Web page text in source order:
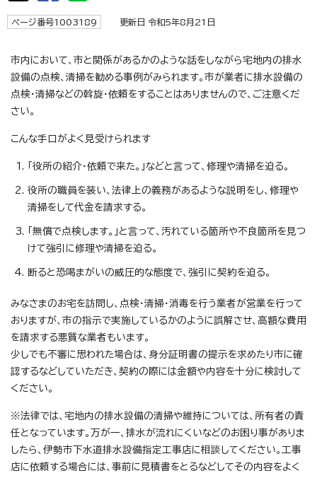
ページ番号1003189 更新日 令和5年8月21日
市内において、市と関係があるかのような話をしながら宅地内の排水
設備の点検、清掃を勧める事例がみられます。市が業者に排水設備の
点検・清掃などの斡旋・依頼をすることはありませんので、ご注意くだ
さい。
こんな手口がよく見受けられます
「役所の紹介・依頼で来た。」などと言って、修理や清掃を迫る。
役所の職員を装い、法律上の義務があるような説明をし、修理や
清掃をして代金を請求する。
「無償で点検します。」と言って、汚れている箇所や不良箇所を見つ
けて強引に修理や清掃を迫る。
断ると恐喝まがいの威圧的な態度で、強引に契約を迫る。
みなさまのお宅を訪問し、点検・清掃・消毒を行う業者が営業を行って
おりますが、市の指示で実施しているかのように誤解させ、高額な費用
を請求する悪質な業者もいます。
少しでも不審に思われた場合は、身分証明書の提示を求めたり市に確
認するなどしていただき、契約の際には金額や内容を十分に検討して
ください。
※法律では、宅地内の排水設備の清掃や維持については、所有者の責
任となっています。万が一、排水が流れにくいなどのお困り事がありま
したら、伊勢市下水道排水設備指定工事店に相談してください。工事
店に依頼する場合には、事前に見積書をとるなどしてその内容をよく